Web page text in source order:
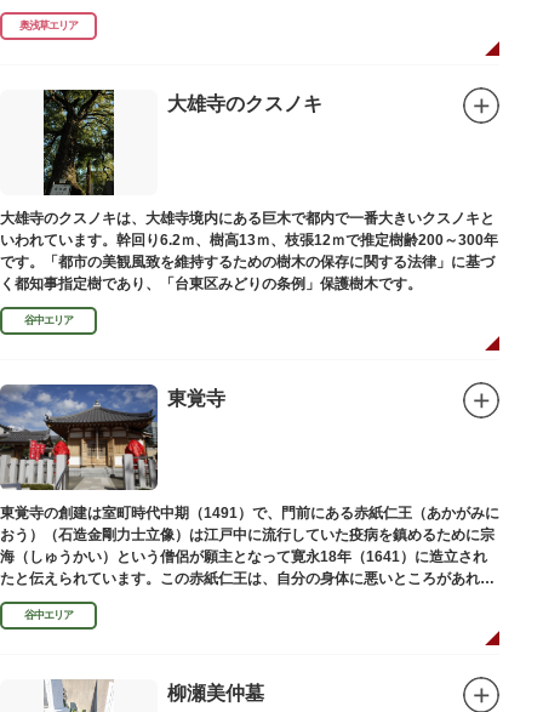
は、多摩市連光寺に移築されました。
奥浅草エリア
大雄寺のクスノキ
大雄寺のクスノキは、大雄寺境内にある巨木で都内で一番大きいクスノキと
いわれています。幹回り6.2ｍ、樹高13ｍ、枝張12ｍで推定樹齢200～300年
です。「都市の美観風致を維持するための樹木の保存に関する法律」に基づ
く都知事指定樹であり、「台東区みどりの条例」保護樹木です。
谷中エリア
東覚寺
東覚寺の創建は室町時代中期（1491）で、門前にある赤紙仁王（あかがみに
おう）（石造金剛力士立像）は江戸中に流行していた疫病を鎮めるために宗
海（しゅうかい）という僧侶が願主となって寛永18年（1641）に造立され
たと伝えられています。この赤紙仁王は、自分の身体に悪いところがあれ
ば、仁王像の同じところに赤紙を貼ると病気が治ると信仰されています。
谷中エリア
柳瀬美仲墓